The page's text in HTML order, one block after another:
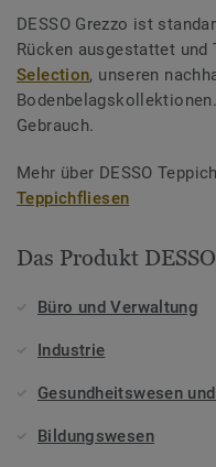
DESSO Grezzo ist
Rücken ausgestattet
Selection, unseren
Gebrauch.
Mehr über DESSO
Teppichfliesen
Das Produkt
Büro und Verwaltung
Industrie
Gesundheitswesen
Bildungswesen